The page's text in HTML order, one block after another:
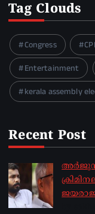
Tag Clouds
Congress
Entertainment
kerala assembly
Recent Post
അർജുൻ